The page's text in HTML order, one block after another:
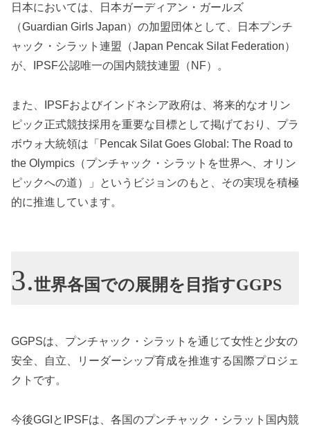
日本においては、日本ガーディアン・ガールズ
（Guardian Girls Japan）の加盟団体として、日本プンチ
ャック・シラット連盟（Japan Pencak Silat Federation）
が、IPSF公認唯一の国内競技連盟（NF）。
また、IPSFおよびインドネシア政府は、将来的なオリン
ピック正式競技採用を重要な目標として掲げており、プラ
ボウォ大統領は「Pencak Silat Goes Global: The Road to
the Olympics（プンチャック・シラットを世界へ、オリン
ピックへの道）」というビジョンのもと、その実現を積極
的に推進しています。
世界各国での展開を目指すGGPS
GGPSは、プンチャック・シラットを通じて女性と少女の
安全、自立、リーダーシップ育成を推進する国際プロジェ
クトです。
今後GGIとIPSFは、各国のプンチャック・シラット国内競